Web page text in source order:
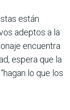
están
adeptos a la
encuentra
espera que la
lo que los